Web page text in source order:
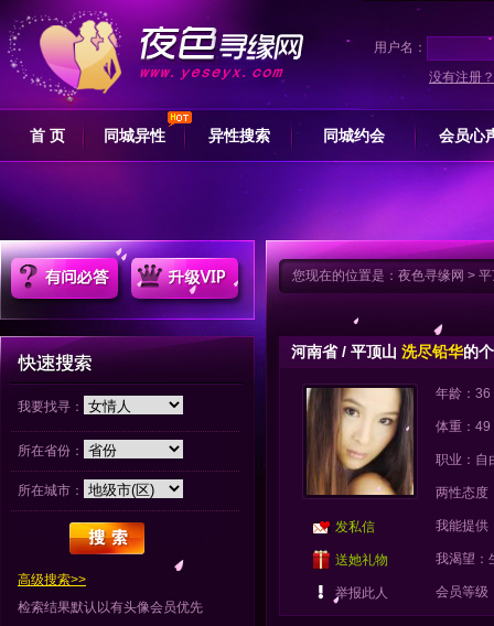
用户名：
没有注册？
首 页 同城异性 异性搜索 同城约会 会员心
我要找寻：
所在省份：
所在城市：
高级搜索>>
检索结果默认以有头像会员优先
您现在的位置是： 夜色寻缘网 >
河南省 / 平顶山 洗尽铅华的
发私信
送她礼物
举报此人
年龄：36
体重：49
职业：自
两性态度
我能提供
我渴望：
会员等